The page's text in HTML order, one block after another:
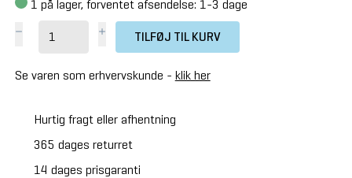
1 på lager, forventet afsendelse: 1-3 dage
TILFØJ TIL KURV
Se varen som erhvervskunde - klik her
Hurtig fragt eller afhentning
365 dages returret
14 dages prisgaranti